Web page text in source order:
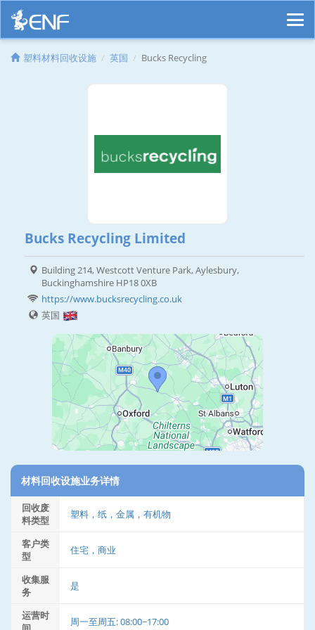
塑料材料回收设施 英国 Bucks Recycling
Bucks Recycling Limited
Building 214, Westcott Venture Park, Aylesbury,
Buckinghamshire HP18 0XB
https://www.bucksrecycling.co.uk
英国
材料回收设施业务详情
回收废
料类型
塑料，纸，金属，有机物
客户类
型
住宅，商业
收集服
务
是
运营时
周一至周五: 08:00~17:00